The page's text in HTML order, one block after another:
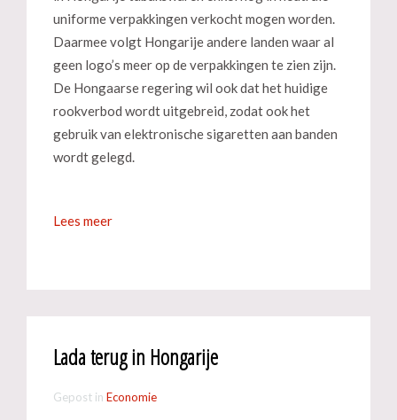
uniforme verpakkingen verkocht mogen worden.
Daarmee volgt Hongarije andere landen waar al
geen logo’s meer op de verpakkingen te zien zijn.
De Hongaarse regering wil ook dat het huidige
rookverbod wordt uitgebreid, zodat ook het
gebruik van elektronische sigaretten aan banden
wordt gelegd.
Lees meer
Lada terug in Hongarije
Gepost in Economie